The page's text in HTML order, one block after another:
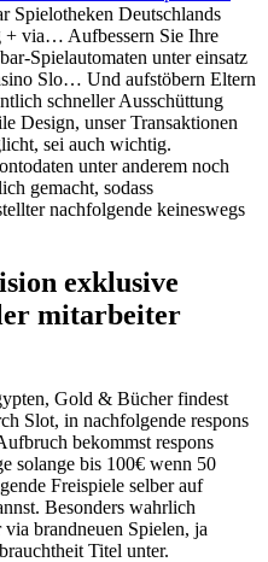
Spielotheken Deutschlands
+ via… Aufbessern Sie Ihre
Spielautomaten unter einsatz
Slo… Und aufstöbern Eltern
schneller Ausschüttung
Design, unser Transaktionen
sei auch wichtig.
unter anderem noch
gemacht, sodass
nachfolgende keineswegs
exklusive
mitarbeiter
Gold & Bücher findest
Slot, in nachfolgende respons
bekommst respons
solange bis 100€ wenn 50
Freispiele selber auf
Besonders wahrlich
brandneuen Spielen, ja
Titel unter.